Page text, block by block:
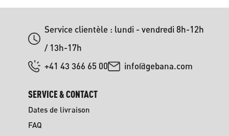
Service clientèle : lundi - vendredi 8h-12h
/ 13h-17h
+41 43 366 65 00
info@gebana.com
SERVICE & CONTACT
Dates de livraison
FAQ